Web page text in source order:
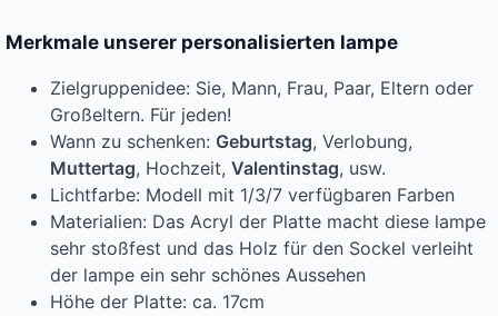
Merkmale unserer personalisierten lampe
Zielgruppenidee: Sie, Mann, Frau, Paar, Eltern oder
Großeltern. Für jeden!
Wann zu schenken: Geburtstag, Verlobung,
Muttertag, Hochzeit, Valentinstag, usw.
Lichtfarbe: Modell mit 1/3/7 verfügbaren Farben
Materialien: Das Acryl der Platte macht diese lampe
sehr stoßfest und das Holz für den Sockel verleiht
der lampe ein sehr schönes Aussehen
Höhe der Platte: ca. 17cm